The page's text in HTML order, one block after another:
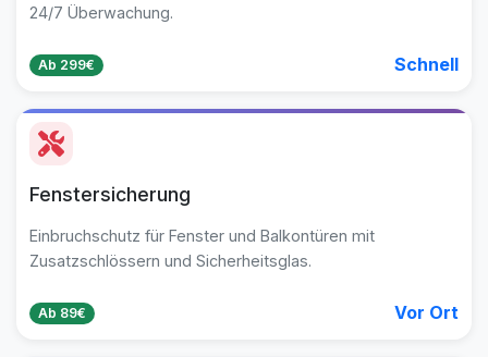
24/7 Überwachung.
Ab 299€ Schnell
Fenstersicherung
Einbruchschutz für Fenster und Balkontüren mit
Zusatzschlössern und Sicherheitsglas.
Ab 89€ Vor Ort